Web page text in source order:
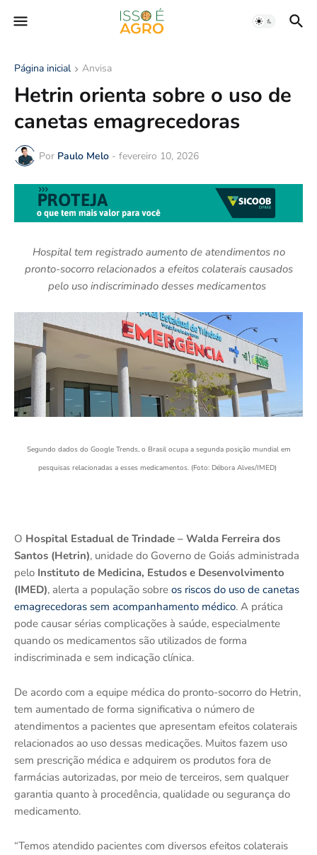
Página inicial Anvisa
Hetrin orienta sobre o uso de
canetas emagrecedoras
Por Paulo Melo - fevereiro 10, 2026
Hospital tem registrado aumento de atendimentos no
pronto-socorro relacionados a efeitos colaterais causados
pelo uso indiscriminado desses medicamentos
Segundo dados do Google Trends, o Brasil ocupa a segunda posição mundial em
pesquisas relacionadas a esses medicamentos. (Foto: Débora Alves/IMED)
O Hospital Estadual de Trindade – Walda Ferreira dos
Santos (Hetrin), unidade do Governo de Goiás administrada
pelo Instituto de Medicina, Estudos e Desenvolvimento
(IMED), alerta a população sobre os riscos do uso de canetas
emagrecedoras sem acompanhamento médico. A prática
pode causar sérias complicações à saúde, especialmente
quando os medicamentos são utilizados de forma
indiscriminada e sem indicação clínica.
De acordo com a equipe médica do pronto-socorro do Hetrin,
tem aumentado de forma significativa o número de
atendimentos a pacientes que apresentam efeitos colaterais
relacionados ao uso dessas medicações. Muitos fazem uso
sem prescrição médica e adquirem os produtos fora de
farmácias autorizadas, por meio de terceiros, sem qualquer
garantia quanto à procedência, qualidade ou segurança do
medicamento.
“Temos atendido pacientes com diversos efeitos colaterais